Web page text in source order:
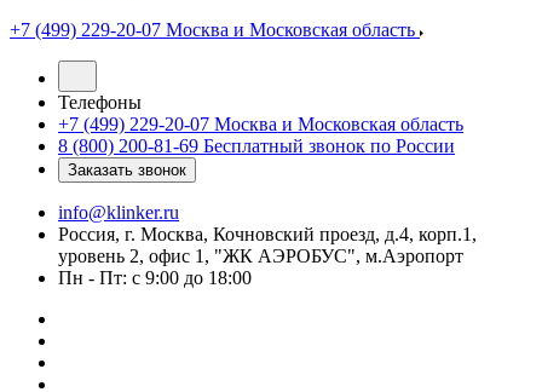
+7 (499) 229-20-07 Москва и Московская область
Телефоны
+7 (499) 229-20-07 Москва и Московская область
8 (800) 200-81-69 Бесплатный звонок по России
Заказать звонок
info@klinker.ru
Россия, г. Москва, Кочновский проезд, д.4, корп.1,
уровень 2, офис 1, "ЖК АЭРОБУС", м.Аэропорт
Пн - Пт: с 9:00 до 18:00